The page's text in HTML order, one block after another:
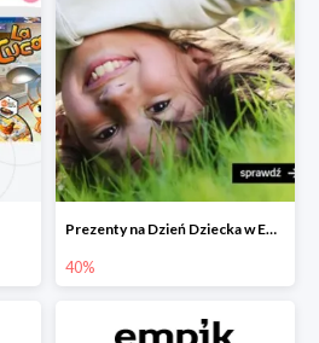
Prezenty na Dzień Dziecka w Empiku do -40%
40%